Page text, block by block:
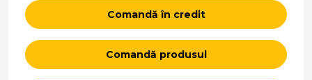
Comandă în credit
Comandă produsul